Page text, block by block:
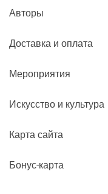
Авторы
Доставка и оплата
Мероприятия
Искусство и культура
Карта сайта
Бонус-карта